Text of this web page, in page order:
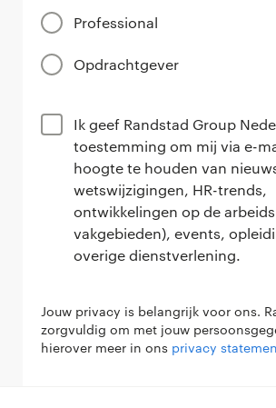
Professional
Opdrachtgever
Ik geef Randstad Group
toestemming om mij via e-
hoogte te houden van
wetswijzigingen, HR-trends,
ontwikkelingen op de
vakgebieden), events,
overige dienstverlening.
Jouw privacy is belangrijk voor ons.
zorgvuldig om met jouw
hierover meer in ons privacy